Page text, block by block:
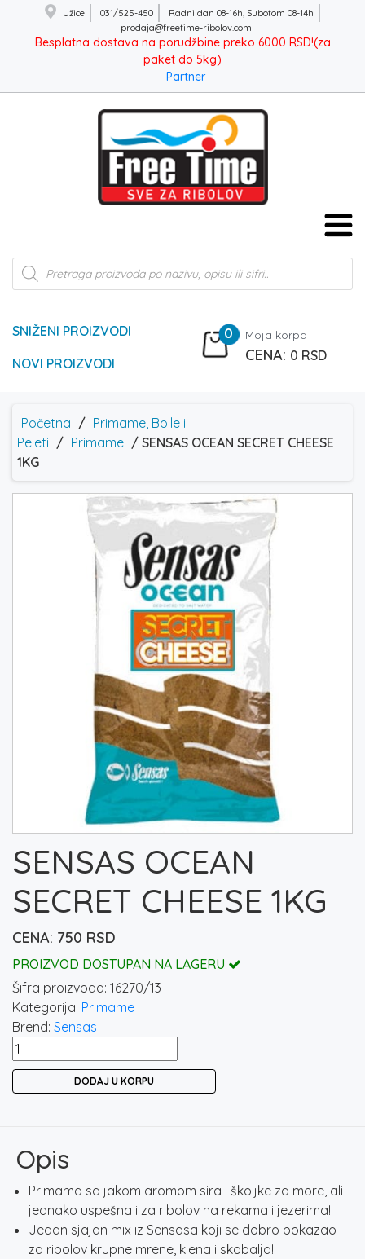
Užice 031/525-450
Radni dan 08-16h, Subotom 08-14h
prodaja@freetime-ribolov.com
Besplatna dostava na porudžbine preko 6000 RSD!(za
paket do 5kg)
Partner
Products
search
SNIŽENI PROIZVODI
NOVI PROIZVODI
0 Moja korpa
0 RSD
Početna / Primame, Boile i
Peleti / Primame / SENSAS OCEAN SECRET CHEESE
1KG
SENSAS OCEAN
SECRET CHEESE 1KG
750 RSD
PROIZVOD DOSTUPAN NA LAGERU
Šifra proizvoda: 16270/13
Kategorija: Primame
Brend: Sensas
SENSAS
OCEAN
DODAJ U KORPU
Opis
Primama sa jakom aromom sira i školjke za more, ali
jednako uspešna i za ribolov na rekama i jezerima!
Jedan sjajan mix iz Sensasa koji se dobro pokazao
za ribolov krupne mrene, klena i skobalja!